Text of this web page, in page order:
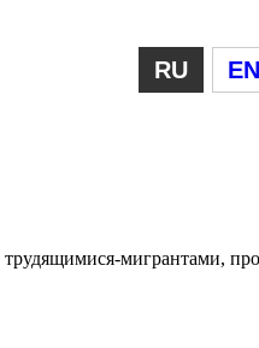
RU EN
мигрантами,